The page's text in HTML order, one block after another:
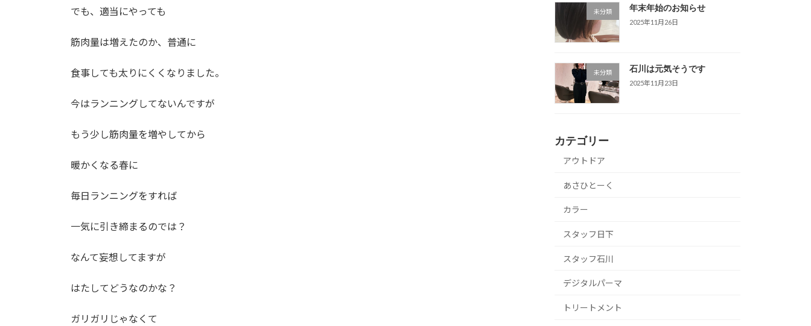
でも、適当にやっても
筋肉量は増えたのか、普通に
食事しても太りにくくなりました。
今はランニングしてないんですが
もう少し筋肉量を増やしてから
暖かくなる春に
毎日ランニングをすれば
一気に引き締まるのでは？
なんて妄想してますが
はたしてどうなのかな？
ガリガリじゃなくて
未分類 年末年始のお知らせ
2025年11月26日
未分類 石川は元気そうです
2025年11月23日
カテゴリー
アウトドア
あさひとーく
カラー
スタッフ日下
スタッフ石川
デジタルパーマ
トリートメント